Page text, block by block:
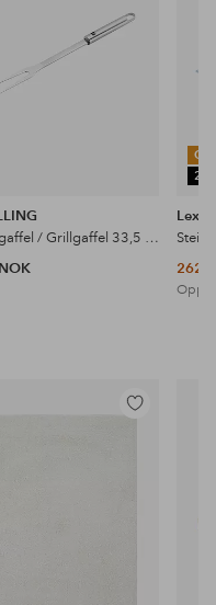
Kjøttgaffel / Grillgaffel 33,5 cm
262
Legg